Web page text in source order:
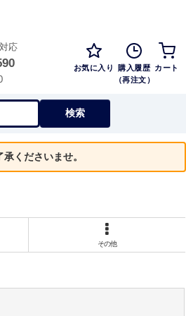
応
お気に入り 購入履歴
（再注文）
カート
検索
くださいませ。
その他